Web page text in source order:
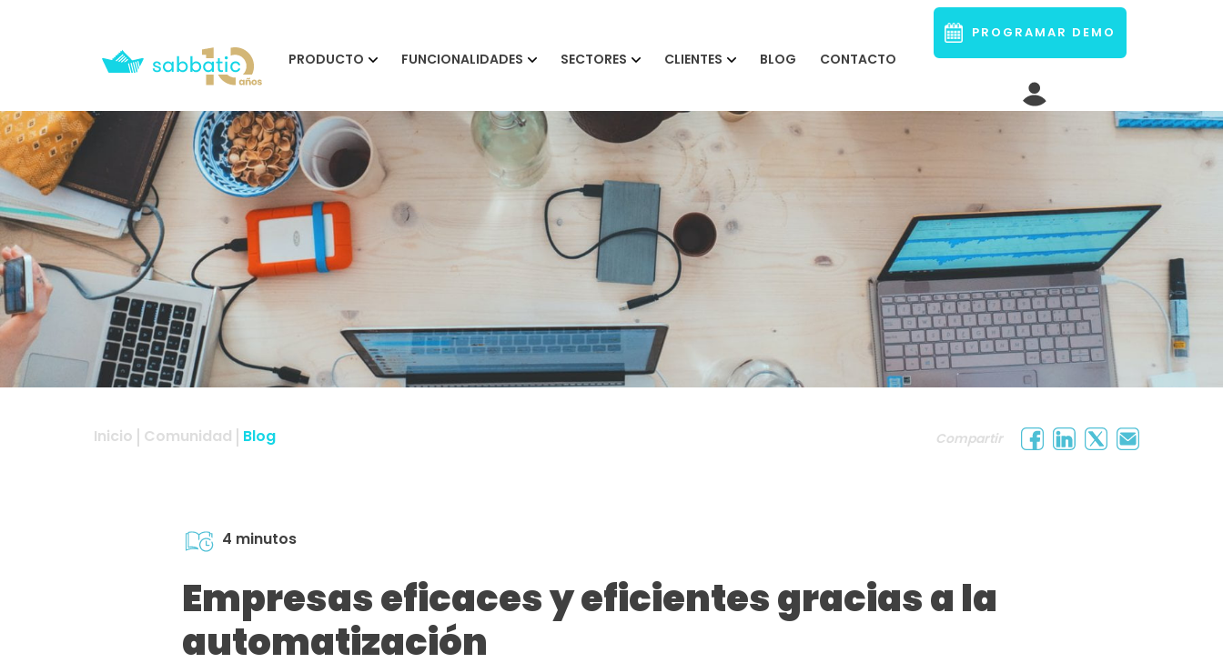
PRODUCTO FUNCIONALIDADES SECTORES CLIENTES BLOG CONTACTO
PROGRAMAR DEMO
Inicio Comunidad Blog Compartir
4 minutos
Empresas eficaces y eficientes gracias a la
automatización